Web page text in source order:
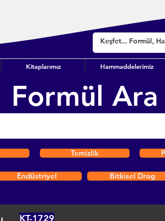
Kitaplarımız Hammaddelerimiz
Formül Ara
Temizlik
Endüstriyel Bitkisel Drog
KT-1729